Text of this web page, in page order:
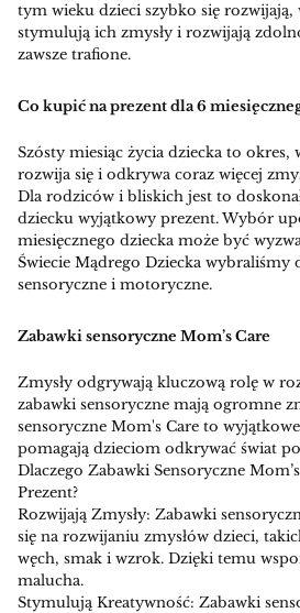
tym wieku dzieci szybko się rozwijają,
stymulują ich zmysły i rozwijają
zawsze trafione.
Co kupić na prezent dla 6
Szósty miesiąc życia dziecka to
rozwija się i odkrywa coraz więcej
Dla rodziców i bliskich jest to
dziecku wyjątkowy prezent. Wybór
miesięcznego dziecka może być
Świecie Mądrego Dziecka wybraliśmy
sensoryczne i motoryczne.
Zabawki sensoryczne Mom’s Care
Zmysły odgrywają kluczową rolę w
zabawki sensoryczne mają ogromne
sensoryczne Mom's Care to
pomagają dzieciom odkrywać świat
Dlaczego Zabawki Sensoryczne
Prezent?
Rozwijają Zmysły: Zabawki
się na rozwijaniu zmysłów dzieci,
węch, smak i wzrok. Dzięki temu
malucha.
Stymulują Kreatywność: Zabawki